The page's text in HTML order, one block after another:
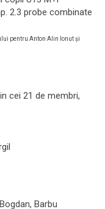
2.3 probe combinate
pentru Anton Alin Ionut şi
cei 21 de membri,
Barbu